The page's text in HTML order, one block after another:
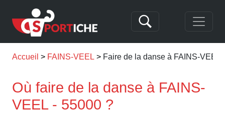
Accueil FAINS-VEEL Faire de la danse à FAINS-VEEL
Où faire de la danse à FAINS-
VEEL - 55000 ?